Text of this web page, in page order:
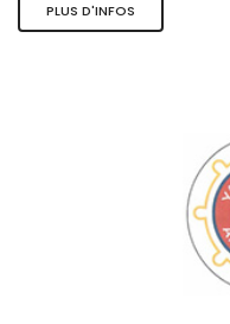
PLUS D'INFOS